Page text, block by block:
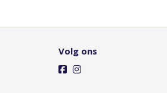
Volg ons